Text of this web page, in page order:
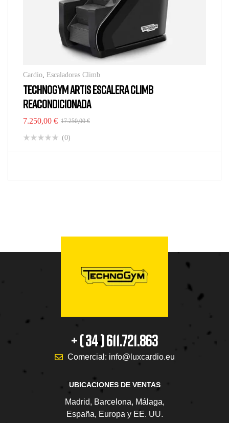
Cardio, Escaladoras Climb
TECHNOGYM ARTIS ESCALERA CLIMB
REACONDICIONADA
17.250,00€
7.250,00 €
(0)
+ ( 34 ) 611.721.863
Comercial: info@luxcardio.eu
UBICACIONES DE VENTAS
Madrid, Barcelona, Málaga,
España, Europa y EE. UU.